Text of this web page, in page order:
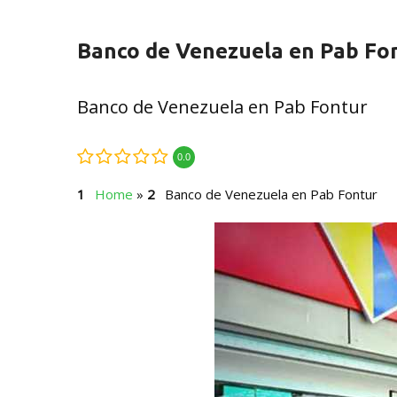
Banco de Venezuela en Pab
Banco de Venezuela en Pab Fontur
0.0
Home » Banco de Venezuela en Pab Fontur